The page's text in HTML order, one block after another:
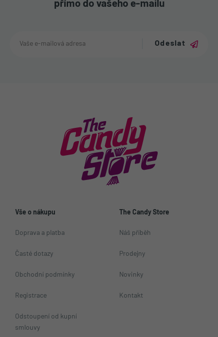
přímo do vašeho e-mailu
Odeslat
Vše o nákupu
Doprava a platba
Časté dotazy
Obchodní podmínky
Registrace
Odstoupení od kupní
smlouvy
The Candy Store
Náš příběh
Prodejny
Novinky
Kontakt